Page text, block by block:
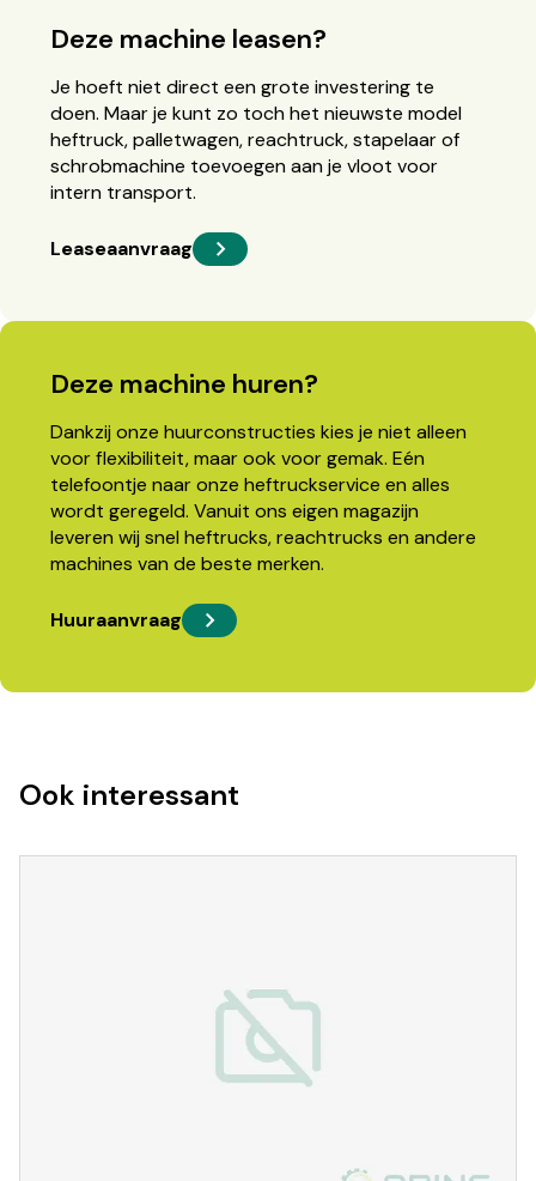
Deze machine leasen?
Je hoeft niet direct een grote investering te
doen. Maar je kunt zo toch het nieuwste model
heftruck, palletwagen, reachtruck, stapelaar of
schrobmachine toevoegen aan je vloot voor
intern transport.
Leaseaanvraag
Deze machine huren?
Dankzij onze huurconstructies kies je niet alleen
voor flexibiliteit, maar ook voor gemak. Eén
telefoontje naar onze heftruckservice en alles
wordt geregeld. Vanuit ons eigen magazijn
leveren wij snel heftrucks, reachtrucks en andere
machines van de beste merken.
Huuraanvraag
Ook interessant